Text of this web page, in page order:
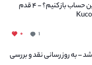
چگونه در صرافی کوکوین حساب باز کنیم؟ - ۴ قدم
۱ ۰
– به روز رسانی نقد و بررسی